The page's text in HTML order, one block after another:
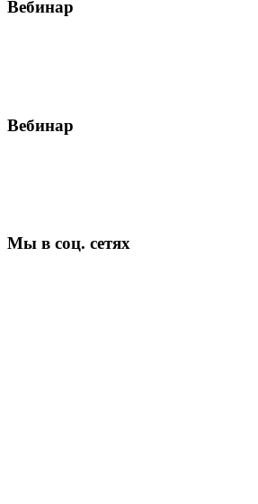
Вебинар
Вебинар
Мы в соц. сетях